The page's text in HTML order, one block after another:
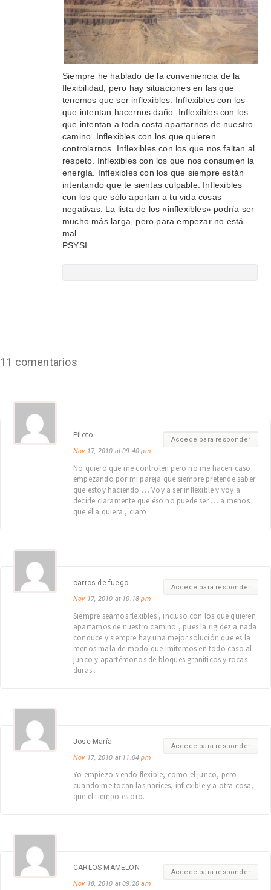
Siempre he hablado de la conveniencia de la
flexibilidad, pero hay situaciones en las que
tenemos que ser inflexibles. Inflexibles con los
que intentan hacernos daño. Inflexibles con los
que intentan a toda costa apartarnos de nuestro
camino. Inflexibles con los que quieren
controlarnos. Inflexibles con los que nos faltan al
respeto. Inflexibles con los que nos consumen la
energía. Inflexibles con los que siempre están
intentando que te sientas culpable. Inflexibles
con los que sólo aportan a tu vida cosas
negativas. La lista de los «inflexibles» podría ser
mucho más larga, pero para empezar no está
mal.
PSYSI
11 comentarios
Accede para responder
Piloto
Nov17, 2010 at 09:40pm
No quiero que me controlen pero no me hacen caso
empezando por mi pareja que siempre pretende saber
que estoy haciendo … Voy a ser inflexible y voy a
decirle claramente que éso no puede ser … a menos
que élla quiera , claro.
Accede para responder
carros de fuego
Nov17, 2010 at 10:18pm
Siempre seamos flexibles , incluso con los que quieren
apartarnos de nuestro camino , pues la rigidez a nada
conduce y siempre hay una mejor solución que es la
menos mala de modo que imitemos en todo caso al
junco y apartémonos de bloques graníticos y rocas
duras .
Accede para responder
Jose María
Nov17, 2010 at 11:04pm
Yo empiezo siendo flexible, como el junco, pero
cuando me tocan las narices, inflexible y a otra cosa,
que el tiempo es oro.
Accede para responder
CARLOS MAMELON
Nov18, 2010 at 09:20am